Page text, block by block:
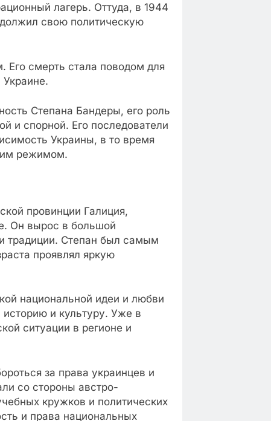
лагерь. Оттуда, в 1944
свою политическую
Его смерть стала поводом для
Украине.
Степана Бандеры, его роль
и спорной. Его последователи
Украины, в то время
режимом.
провинции Галиция,
Он вырос в большой
традиции. Степан был самым
проявлял яркую
национальной идеи и любви
и культуру. Уже в
ситуации в регионе и
за права украинцев и
со стороны австро-
кружков и политических
и права национальных